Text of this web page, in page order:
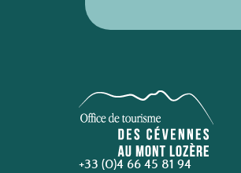
+33 (0)4 66 45 81 94